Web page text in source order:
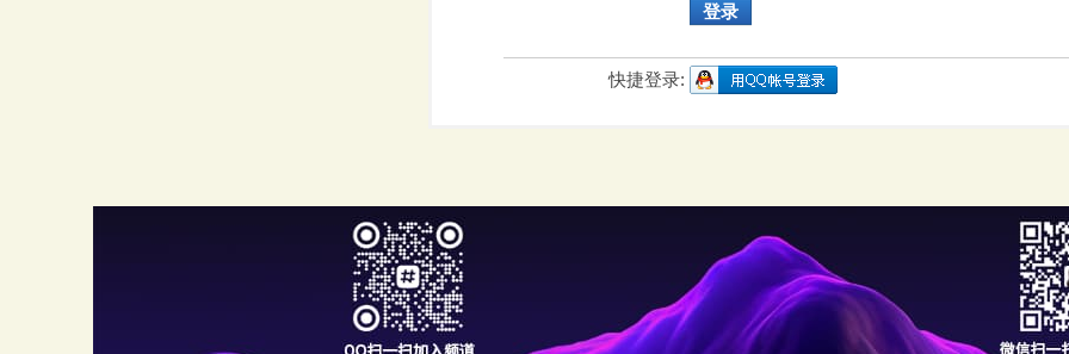
登录
快捷登录: